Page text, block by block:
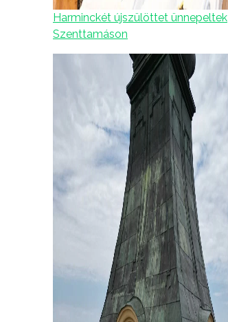
Harminckét újszülöttet ünnepeltek
Szenttamáson